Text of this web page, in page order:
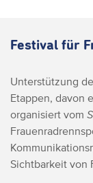
Festival für
Unterstützung
Etappen, davon
organisiert vom
Sichtbarkeit von